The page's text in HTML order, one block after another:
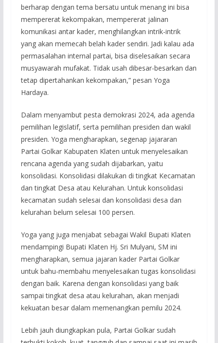
berharap dengan tema bersatu untuk menang ini bisa
mempererat kekompakan, mempererat jalinan
komunikasi antar kader, menghilangkan intrik-intrik
yang akan memecah belah kader sendiri. Jadi kalau ada
permasalahan internal partai, bisa diselesaikan secara
musyawarah mufakat. Tidak usah dibesar-besarkan dan
tetap dipertahankan kekompakan,” pesan Yoga
Hardaya.
Dalam menyambut pesta demokrasi 2024, ada agenda
pemilihan legislatif, serta pemilihan presiden dan wakil
presiden. Yoga mengharapkan, segenap jajararan
Partai Golkar Kabupaten Klaten untuk menyelesaikan
rencana agenda yang sudah dijabarkan, yaitu
konsolidasi. Konsolidasi dilakukan di tingkat Kecamatan
dan tingkat Desa atau Kelurahan. Untuk konsolidasi
kecamatan sudah selesai dan konsolidasi desa dan
kelurahan belum selesai 100 persen.
Yoga yang juga menjabat sebagai Wakil Bupati Klaten
mendampingi Bupati Klaten Hj. Sri Mulyani, SM ini
mengharapkan, semua jajaran kader Partai Golkar
untuk bahu-membahu menyelesaikan tugas konsolidasi
dengan baik. Karena dengan konsolidasi yang baik
sampai tingkat desa atau kelurahan, akan menjadi
kekuatan besar dalam memenangkan pemilu 2024.
Lebih jauh diungkapkan pula, Partai Golkar sudah